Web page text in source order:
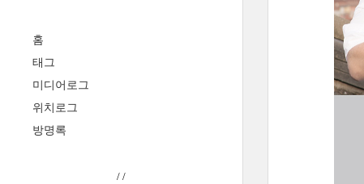
홈
태그
미디어로그
위치로그
방명록
/ /